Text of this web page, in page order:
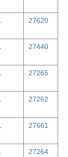
27620
27440
27265
27262
27661
27264